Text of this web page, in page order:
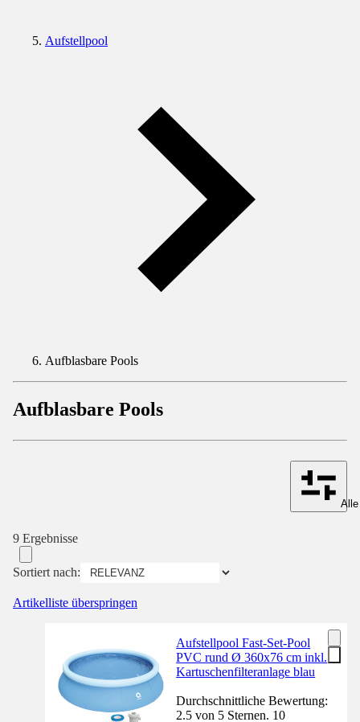
Aufstellpool
Aufblasbare Pools
Aufblasbare Pools
9 Ergebnisse
Sortiert nach:
Artikelliste überspringen
Aufstellpool Fast-Set-Pool
PVC rund Ø 360x76 cm inkl.
Kartuschenfilteranlage blau
Durchschnittliche Bewertung:
2.5 von 5 Sternen. 10